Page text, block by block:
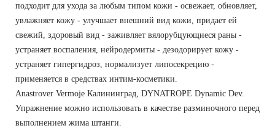
подходит для ухода за любым типом кожи - освежает, обновляет,
увлажняет кожу - улучшает внешний вид кожи, придает ей
свежий, здоровый вид - заживляет вялорубцующиеся раны -
устраняет воспаления, нейродермиты - дезодорирует кожу -
устраняет гипергидроз, нормализует липосекрецию -
применяется в средствах интим-косметики.
Anastrover Vermoje Калининград, DYNATROPE Dynamic Dev.
Упражнение можно использовать в качестве разминочного перед
выполнением жима штанги.